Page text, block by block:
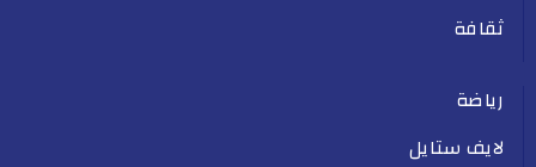
ثقافة
رياضة
لايف ستايل